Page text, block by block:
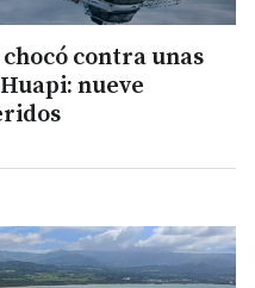
contra unas
nueve